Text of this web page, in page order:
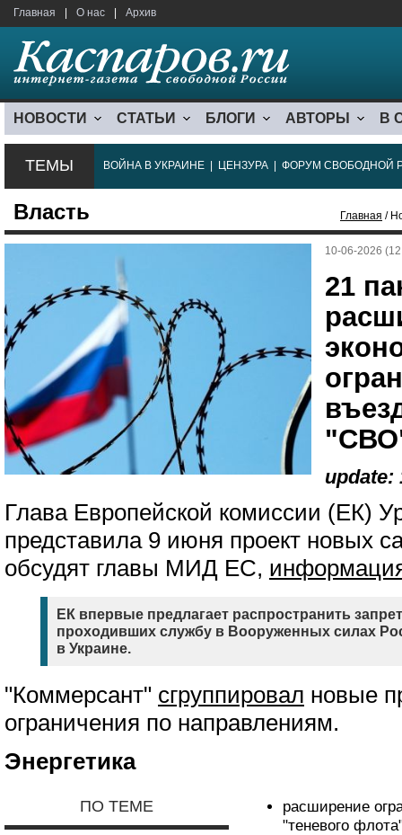
Главная О нас Архив
НОВОСТИ СТАТЬИ БЛОГИ АВТОРЫ В
ТЕМЫ ВОЙНА В УКРАИНЕ ЦЕНЗУРА ФОРУМ СВОБОДНОЙ
Власть Главная /
10-06-2026
21
update:
Глава Европейской комиссии (ЕК)
представила 9 июня проект новых
обсудят главы МИД ЕС,
ЕК впервые предлагает распространить
проходивших службу в Вооруженных силах
в Украине.
"Коммерсант" сгруппировал новые
ограничения по направлениям.
Энергетика
ПО ТЕМЕ
расширение
"теневого